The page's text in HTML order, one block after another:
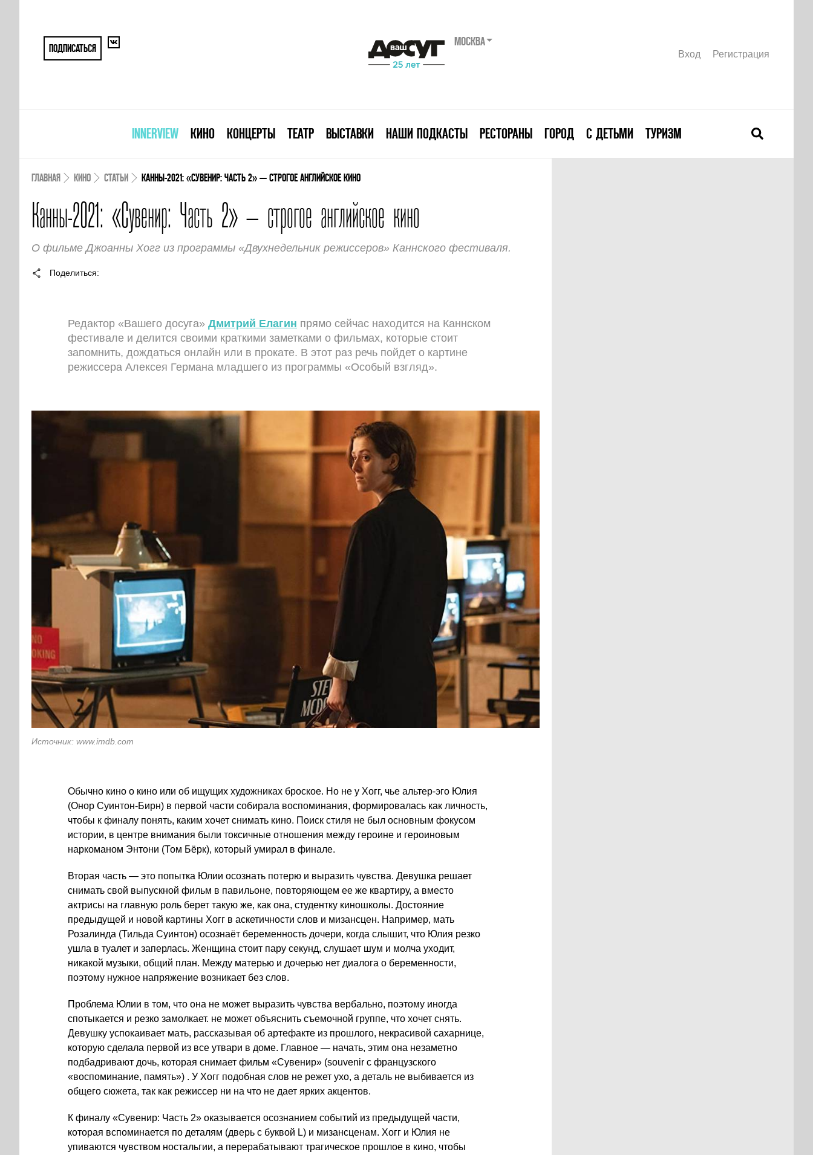
ПОДПИСАТЬСЯ
МОСКВА
Вход Регистрация
INNERVIEW КИНО КОНЦЕРТЫ ТЕАТР ВЫСТАВКИ НАШИ ПОДКАСТЫ РЕСТОРАНЫ ГОРОД С ДЕТЬМИ ТУРИЗМ
ГЛАВНАЯ КИНО СТАТЬИ КАННЫ-2021: «СУВЕНИР: ЧАСТЬ 2» — СТРОГОЕ АНГЛИЙСКОЕ КИНО
Канны-2021: «Сувенир: Часть 2» — строгое английское кино
О фильме Джоанны Хогг из программы «Двухнедельник режиссеров» Каннского фестиваля.
Поделиться
Редактор «Вашего досуга» Дмитрий Елагин прямо сейчас находится на Каннском
фестивале и делится своими краткими заметками о фильмах, которые стоит
запомнить, дождаться онлайн или в прокате. В этот раз речь пойдет о картине
режиссера Алексея Германа младшего из программы «Особый взгляд».
Источник: www.imdb.com
Обычно кино о кино или об ищущих художниках броское. Но не у Хогг, чье альтер-эго Юлия
(Онор Суинтон-Бирн) в первой части собирала воспоминания, формировалась как личность,
чтобы к финалу понять, каким хочет снимать кино. Поиск стиля не был основным фокусом
истории, в центре внимания были токсичные отношения между героине и героиновым
наркоманом Энтони (Том Бёрк), который умирал в финале.
Вторая часть — это попытка Юлии осознать потерю и выразить чувства. Девушка решает
снимать свой выпускной фильм в павильоне, повторяющем ее же квартиру, а вместо
актрисы на главную роль берет такую же, как она, студентку киношколы. Достояние
предыдущей и новой картины Хогг в аскетичности слов и мизансцен. Например, мать
Розалинда (Тильда Суинтон) осознаёт беременность дочери, когда слышит, что Юлия резко
ушла в туалет и заперлась. Женщина стоит пару секунд, слушает шум и молча уходит,
никакой музыки, общий план. Между матерью и дочерью нет диалога о беременности,
поэтому нужное напряжение возникает без слов.
Проблема Юлии в том, что она не может выразить чувства вербально, поэтому иногда
спотыкается и резко замолкает. не может объяснить съемочной группе, что хочет снять.
Девушку успокаивает мать, рассказывая об артефакте из прошлого, некрасивой сахарнице,
которую сделала первой из все утвари в доме. Главное — начать, этим она незаметно
подбадривают дочь, которая снимает фильм «Сувенир» (souvenir с французского
«воспоминание, память») . У Хогг подобная слов не режет ухо, а деталь не выбивается из
общего сюжета, так как режиссер ни на что не дает ярких акцентов.
К финалу «Сувенир: Часть 2» оказывается осознанием событий из предыдущей части,
которая вспоминается по деталям (дверь с буквой L) и мизансценам. Хогг и Юлия не
упиваются чувством ностальгии, а перерабатывают трагическое прошлое в кино, чтобы